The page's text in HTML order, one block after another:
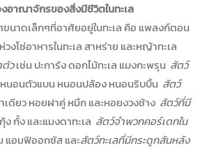
อาณาจักรของสิ่งมีชีวิตในทะเล
นาดเล็กๆที่อาศัยอยู่ในทะเล คือ แพลงก์ตอน
โซ่อาหารในทะเล สาหร่าย และหญ้าทะเล
วเช่น ปะการัง ดอกไม้ทะเล แมงกะพรุน สัตว์
นอนตัวแบน หนอนปล้อง หนอนริบบิ้น สัตว์
ดียว หอยฝาคู่ หมึก และหอยงวงช้าง สัตว์ที่มี
ง กั้ง และแมงดาทะเล สัตว์จำพวกคอร์เดทใน
แอมฟิออกซัส และสัตว์ทะเลที่มีกระดูกสันหลัง